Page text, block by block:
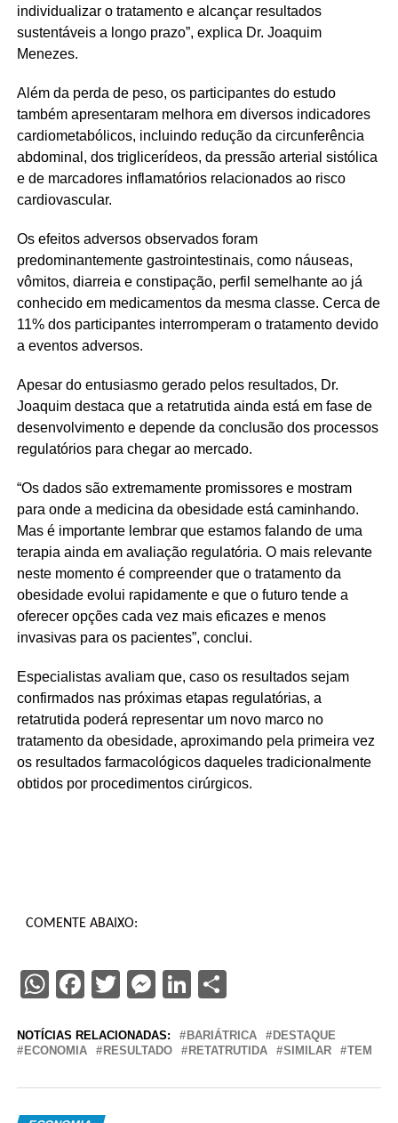
individualizar o tratamento e alcançar resultados
sustentáveis a longo prazo”, explica Dr. Joaquim
Menezes.
Além da perda de peso, os participantes do estudo
também apresentaram melhora em diversos indicadores
cardiometabólicos, incluindo redução da circunferência
abdominal, dos triglicerídeos, da pressão arterial sistólica
e de marcadores inflamatórios relacionados ao risco
cardiovascular.
Os efeitos adversos observados foram
predominantemente gastrointestinais, como náuseas,
vômitos, diarreia e constipação, perfil semelhante ao já
conhecido em medicamentos da mesma classe. Cerca de
11% dos participantes interromperam o tratamento devido
a eventos adversos.
Apesar do entusiasmo gerado pelos resultados, Dr.
Joaquim destaca que a retatrutida ainda está em fase de
desenvolvimento e depende da conclusão dos processos
regulatórios para chegar ao mercado.
“Os dados são extremamente promissores e mostram
para onde a medicina da obesidade está caminhando.
Mas é importante lembrar que estamos falando de uma
terapia ainda em avaliação regulatória. O mais relevante
neste momento é compreender que o tratamento da
obesidade evolui rapidamente e que o futuro tende a
oferecer opções cada vez mais eficazes e menos
invasivas para os pacientes”, conclui.
Especialistas avaliam que, caso os resultados sejam
confirmados nas próximas etapas regulatórias, a
retatrutida poderá representar um novo marco no
tratamento da obesidade, aproximando pela primeira vez
os resultados farmacológicos daqueles tradicionalmente
obtidos por procedimentos cirúrgicos.
COMENTE ABAIXO:
WhatsApp
Facebook
Twitter
Messenger
LinkedIn
Share
NOTÍCIAS RELACIONADAS: BARIÁTRICA
DESTAQUE
ECONOMIA
RESULTADO RETATRUTIDA SIMILAR TEM